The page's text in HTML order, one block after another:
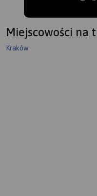
Miejscowości na
Kraków